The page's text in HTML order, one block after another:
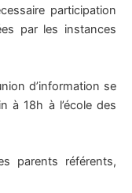
participation
par les instances
d’information se
à 18h à l’école des
parents référents,